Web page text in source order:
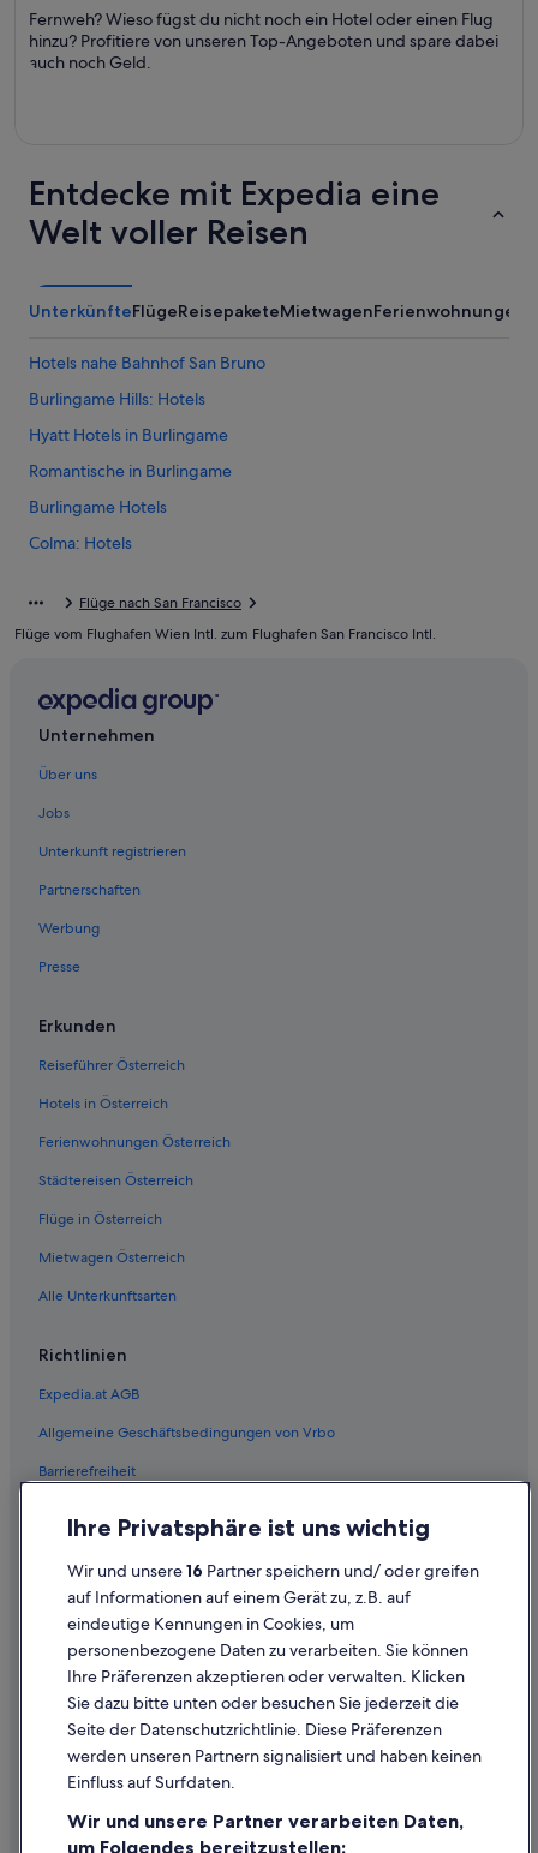
Fernweh? Wieso fügst du nicht noch ein Hotel oder einen Flug
hinzu? Profitiere von unseren Top-Angeboten und spare dabei
auch noch Geld.
Entdecke mit Expedia eine
Welt voller Reisen
UnterkünfteFlügeReisepaketeMietwagenFerienwohnungen
Hotels nahe Bahnhof San Bruno
Burlingame Hills: Hotels
Hyatt Hotels in Burlingame
Romantische in Burlingame
Burlingame Hotels
Colma: Hotels
Easton Addition: Hotels
Hotels nahe San Francisco Intl.
San Bruno Hotels
San Mateo Hotels
Sharp Park: Hotels
Flüge nach San Francisco
Flüge vom Flughafen Wien Intl. zum Flughafen San Francisco Intl.
Unternehmen
Über uns
Jobs
Unterkunft registrieren
Partnerschaften
Werbung
Presse
Erkunden
Reiseführer Österreich
Hotels in Österreich
Ferienwohnungen Österreich
Städtereisen Österreich
Flüge in Österreich
Mietwagen Österreich
Alle Unterkunftsarten
Richtlinien
Expedia.at AGB
Allgemeine Geschäftsbedingungen von Vrbo
Barrierefreiheit
Rechtliche Hinweise/Kontakt
Inhaltsrichtlinien und Melden von Inhalten
Hilfe
Hilfe
Rückerstattungsprozess und Zeitrahmen
Ihre Privatsphäre ist uns wichtig
Wir und unsere16 Partner speichern und/ oder greifen
auf Informationen auf einem Gerät zu, z.B. auf
eindeutige Kennungen in Cookies, um
personenbezogene Daten zu verarbeiten. Sie können
Ihre Präferenzen akzeptieren oder verwalten. Klicken
Sie dazu bitte unten oder besuchen Sie jederzeit die
Seite der Datenschutzrichtlinie. Diese Präferenzen
werden unseren Partnern signalisiert und haben keinen
Einfluss auf Surfdaten.
Wir und unsere Partner verarbeiten Daten,
um Folgendes bereitzustellen: